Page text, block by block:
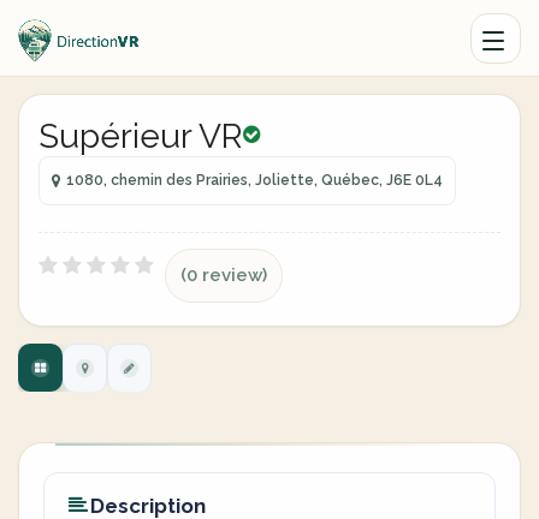
Supérieur VR
1080, chemin des Prairies, Joliette, Québec, J6E 0L4
(0 review)
Description